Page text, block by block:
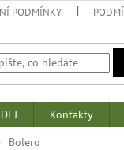
PODMÍNKY
Kontakty
Bolero